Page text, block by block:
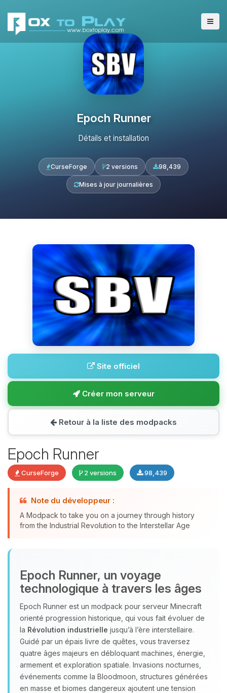
Epoch Runner
Détails et installation
CurseForge 2 versions 98,439
Mises à jour journalières
Site officiel
Créer mon serveur
Retour à la liste des modpacks
Epoch Runner
CurseForge 2 versions 98,439
Note du développeur :
A Modpack to take you on a journey through history
from the Industrial Revolution to the Interstellar Age
Epoch Runner, un voyage
technologique à travers les âges
Epoch Runner est un modpack pour serveur Minecraft
orienté progression historique, qui vous fait évoluer de
la Révolution industrielle jusqu’à l’ère interstellaire.
Guidé par un épais livre de quêtes, vous traversez
quatre âges majeurs en débloquant machines, énergie,
armement et exploration spatiale. Invasions nocturnes,
événements comme la Bloodmoon, structures générées
en masse et biomes dangereux ajoutent une tension
Youpi, enfin quelqu’un pour me
parler ! Moi c’est Choupy, ton petit
assistant BoxToPlay. Dis-moi ce dont